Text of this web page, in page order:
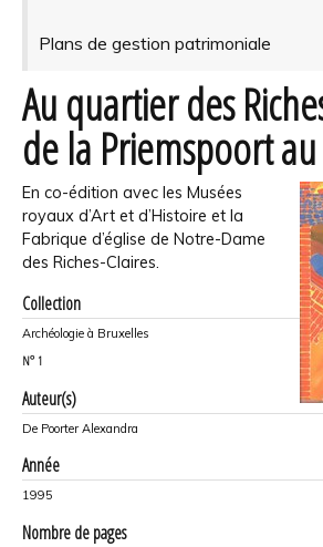
Plans de gestion patrimoniale
Au quartier des
de la Priemspoort
En co-édition avec les Musées
royaux d’Art et d’Histoire et la
Fabrique d’église de Notre-Dame
des Riches-Claires.
Collection
Archéologie à Bruxelles
N° 1
Auteur(s)
De Poorter Alexandra
Année
1995
Nombre de pages